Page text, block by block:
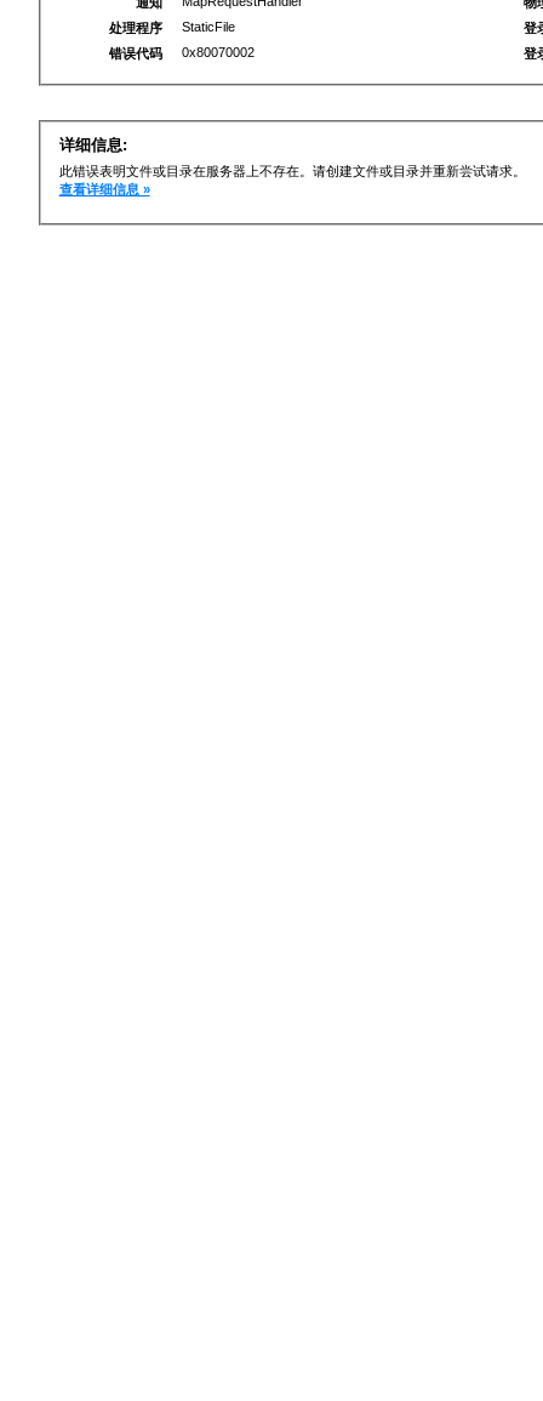
处理程序
StaticFile
错误代码
0x80070002
登
登
详细信息:
此错误表明文件或目录在服务器上不存在。请创建文件或目录并重新尝试请求。
查看详细信息 »